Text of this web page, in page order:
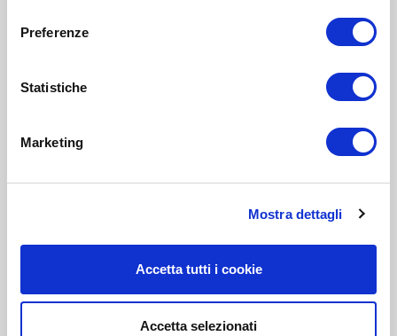
Preferenze
Statistiche
Marketing
Mostra dettagli
Accetta tutti i cookie
Accetta selezionati